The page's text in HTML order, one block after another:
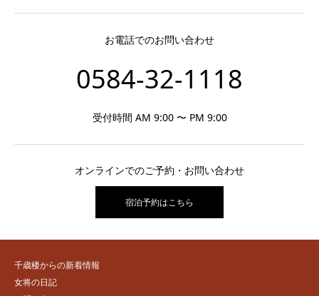
お電話でのお問い合わせ
0584-32-1118
受付時間 AM 9:00 〜 PM 9:00
オンラインでのご予約・お問い合わせ
宿泊予約はこちら
千歳楼からの新着情報
女将の日記